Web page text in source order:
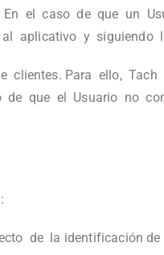
el caso de que un
aplicativo y siguiendo
clientes. Para ello,
que el Usuario no
de la identificación de